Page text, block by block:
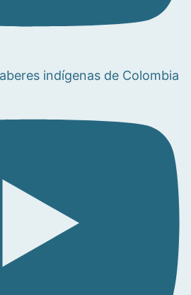
Saberes indígenas de Colombia